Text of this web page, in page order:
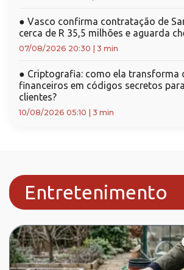
● Vasco confirma contratação de
cerca de R 35,5 milhões e aguarda
07/08/2026 20:30 3 min
● Criptografia: como ela transforma
financeiros em códigos secretos
clientes?
10/08/2026 05:10 3 min
Entretenimento